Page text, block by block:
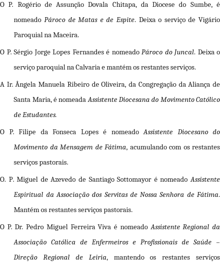
OP. Rogério de Assunção Dovala Chitapa, da Diocese do Sumbe, é
nomeado Pároco de Matas e de Espite. Deixa o serviço de Vigário
Paroquial na Maceira.
O P. Sérgio Jorge Lopes Fernandes é nomeado Pároco do Juncal. Deixa o
serviço paroquial na Calvaria e mantém os restantes serviços.
A Ir.Ângela Manuela Ribeiro de Oliveira, da Congregação da Aliança de
Santa Maria, é nomeadaAssistente Diocesana do Movimento Católico
de Estudantes.
O P. Filipe da Fonseca Lopesé nomeadoAssistente Diocesano do
Movimento da Mensagem de Fátima, acumulando com os restantes
serviços pastorais.
O. P.Miguel de Azevedo de Santiago Sottomayor é nomeadoAssistente
Espiritual da Associação dos Servitas de Nossa Senhora de Fátima.
Mantém os restantes serviços pastorais.
O P. Dr. Pedro MiguelFerreira Viva é nomeadoAssistente Regional da
Associação Católica de Enfermeiros e Profissionais de Saúde –
Direção Regional de Leiria, mantendo os restantes serviços